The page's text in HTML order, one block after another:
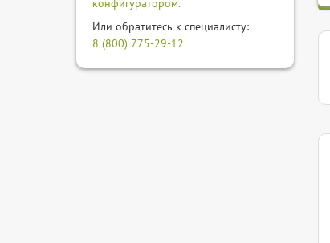
конфигуратором.
Или обратитесь к специалисту:
8 (800) 775-29-12